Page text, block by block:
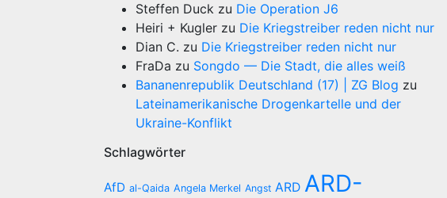
Steffen Duck zu Die Operation J6
Heiri + Kugler zu Die Kriegstreiber reden nicht nur
Dian C. zu Die Kriegstreiber reden nicht nur
FraDa zu Songdo — Die Stadt, die alles weiß
Bananenrepublik Deutschland (17) | ZG Blog zu
Lateinamerikanische Drogenkartelle und der
Ukraine-Konflikt
Schlagwörter
AfD al-Qaida Angela Merkel Angst ARD ARD-